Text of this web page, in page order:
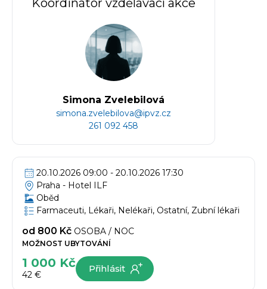
Koordinátor vzdělávací akce
Simona Zvelebilová
simona.zvelebilova@ipvz.cz
261 092 458
20.10.2026 09:00 - 20.10.2026 17:30
Praha - Hotel ILF
Oběd
Farmaceuti, Lékaři, Nelékaři, Ostatní, Zubní lékaři
od 800 Kč OSOBA / NOC
MOŽNOST UBYTOVÁNÍ
1 000 Kč
42 €
Přihlásit